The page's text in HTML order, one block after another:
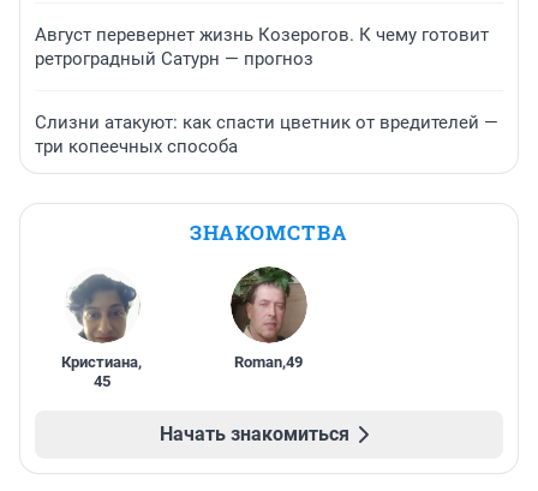
Август перевернет жизнь Козерогов. К чему готовит
ретроградный Сатурн — прогноз
Слизни атакуют: как спасти цветник от вредителей —
три копеечных способа
ЗНАКОМСТВА
Кристиана,
45
Roman,49
Начать знакомиться